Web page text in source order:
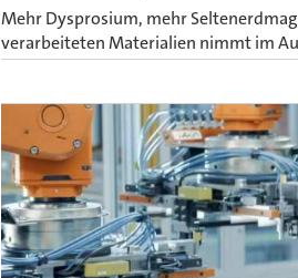
Mehr Dysprosium, mehr
verarbeiteten Materialien nimmt im